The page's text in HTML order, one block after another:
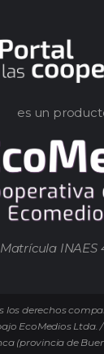
es un
Matrícula INAES
los derechos
EcoMedios Ltda.
(provincia de